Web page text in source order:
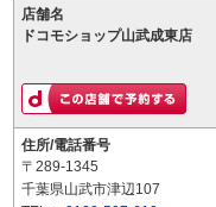
店舗名
ドコモショップ山武成東店
住所/電話番号
〒289-1345
千葉県山武市津辺107